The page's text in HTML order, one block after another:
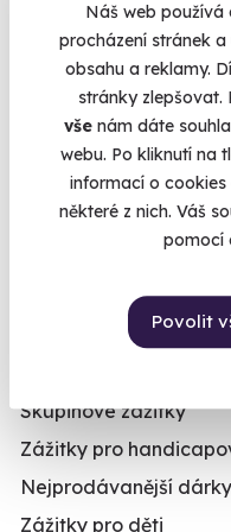
Náš web používá
procházení stránek
obsahu a reklamy.
stránky zlepšovat.
vše nám dáte
webu. Po kliknutí na
informací o
některé z nich. Váš
pomocí
Povolit
Zážitky na doma
Dárkové balíčky
Simulátory
Zážitky v akci
Novinka
Exkluzivně u Zážitky.cz
Dárky pro muže
Dárky pro ženy
Skupinové zážitky
Zážitky pro
Nejprodávanější
Zážitky pro děti